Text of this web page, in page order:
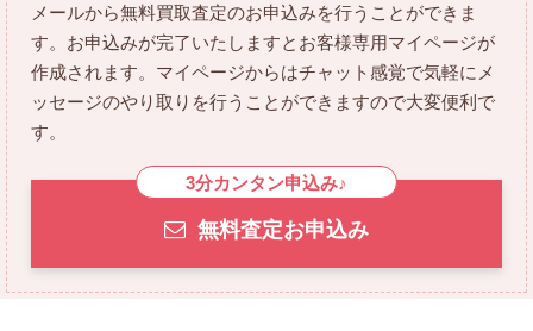
メールから無料買取査定のお申込みを行うことができま
す。 お申込みが完了いたしますとお客様専用マイページが
作成されます。マイページからはチャット感覚で気軽にメ
ッセージのやり取りを行うことができますので大変便利で
す。
無料査定お申込み
3分カンタン申込み♪